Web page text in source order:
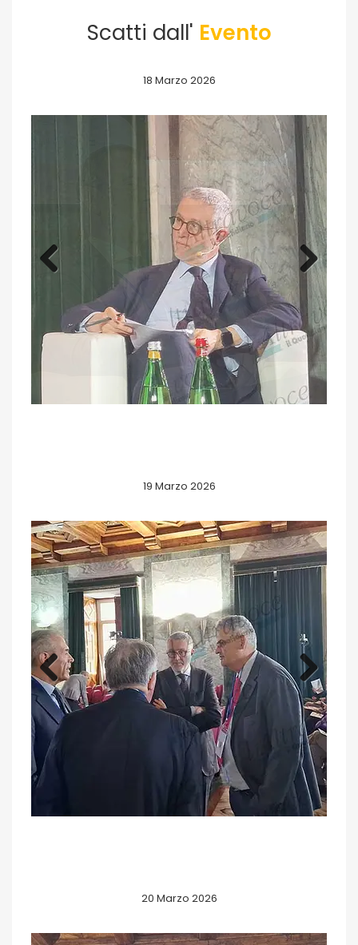
Scatti dall' Evento
18 Marzo 2026
Next
19 Marzo 2026
Previous Next
20 Marzo 2026